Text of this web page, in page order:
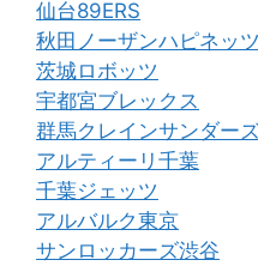
仙台89ERS
秋田ノーザンハピネッツ
茨城ロボッツ
宇都宮ブレックス
群馬クレインサンダー
アルティーリ千葉
千葉ジェッツ
アルバルク東京
サンロッカーズ渋谷